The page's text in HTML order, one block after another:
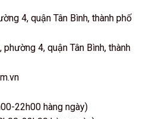
4, quận Tân Bình, thành phố
phường 4, quận Tân Bình, thành
22h00 hàng ngày)